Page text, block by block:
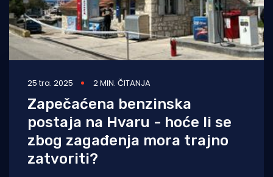
25 tra. 2025 2 MIN. ČITANJA
Zapečaćena benzinska
postaja na Hvaru - hoće li se
zbog zagađenja mora trajno
zatvoriti?